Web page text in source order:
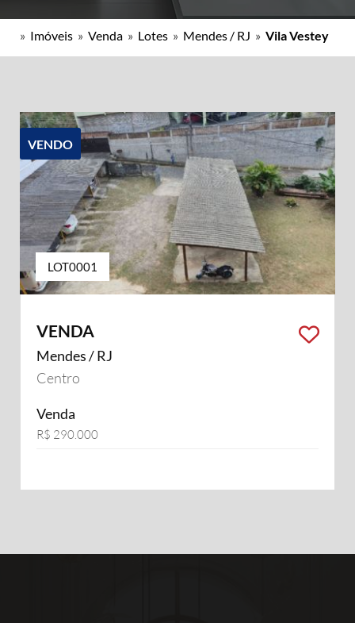
» Imóveis » Venda » Lotes » Mendes / RJ » Vila Vestey
VENDO
LOT0001
VENDA
Mendes / RJ
Centro
Venda
R$ 290.000